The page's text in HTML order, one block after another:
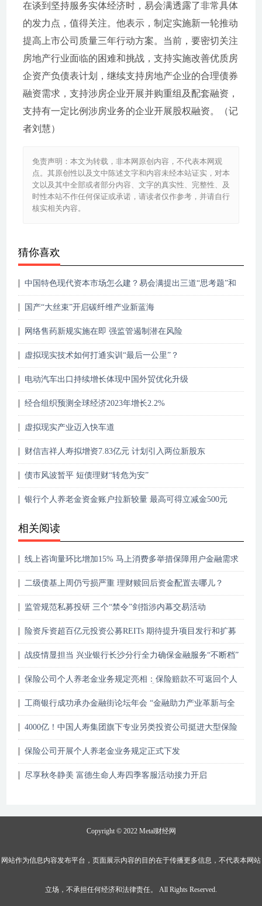
在谈到坚持服务实体经济时，易会满透露了非常具体
的发力点，值得关注。他表示，制定实施新一轮推动
提高上市公司质量三年行动方案。当前，要密切关注
房地产行业面临的困难和挑战，支持实施改善优质房
企资产负债表计划，继续支持房地产企业的合理债券
融资需求，支持涉房企业开展并购重组及配套融资，
支持有一定比例涉房业务的企业开展股权融资。（记
者刘慧）
免责声明：本文为转载，非本网原创内容，不代表本网观
点。其原创性以及文中陈述文字和内容未经本站证实，对本
文以及其中全部或者部分内容、文字的真实性、完整性、及
时性本站不作任何保证或承诺，请读者仅作参考，并请自行
核实相关内容。
猜你喜欢
中国特色现代资本市场怎么建？易会满提出三道“思考题”和
国产“大丝束”开启碳纤维产业新蓝海
网络售药新规实施在即 强监管遏制潜在风险
虚拟现实技术如何打通实训“最后一公里”？
电动汽车出口持续增长体现中国外贸优化升级
经合组织预测全球经济2023年增长2.2%
虚拟现实产业迈入快车道
财信吉祥人寿拟增资7.83亿元 计划引入两位新股东
债市风波暂平 短债理财“转危为安”
银行个人养老金资金账户拉新较量 最高可得立减金500元
相关阅读
线上咨询量环比增加15% 马上消费多举措保障用户金融需求
二级债基上周仍亏损严重 理财赎回后资金配置去哪儿？
监管规范私募投研 三个“禁令”剑指涉内幕交易活动
险资斥资超百亿元投资公募REITs 期待提升项目发行和扩募
战疫情显担当 兴业银行长沙分行全力确保金融服务“不断档”
保险公司个人养老金业务规定亮相：保险赔款不可返回个人
工商银行成功承办金融街论坛年会 “金融助力产业革新与全
4000亿！中国人寿集团旗下专业另类投资公司挺进大型保险
保险公司开展个人养老金业务规定正式下发
尽享秋冬静美 富德生命人寿四季客服活动接力开启
Copyright © 2022 Metal财经网
网站作为信息内容发布平台，页面展示内容的目的在于传播更多信息，不代表本网站
立场，不承担任何经济和法律责任。 All Rights Reserved.